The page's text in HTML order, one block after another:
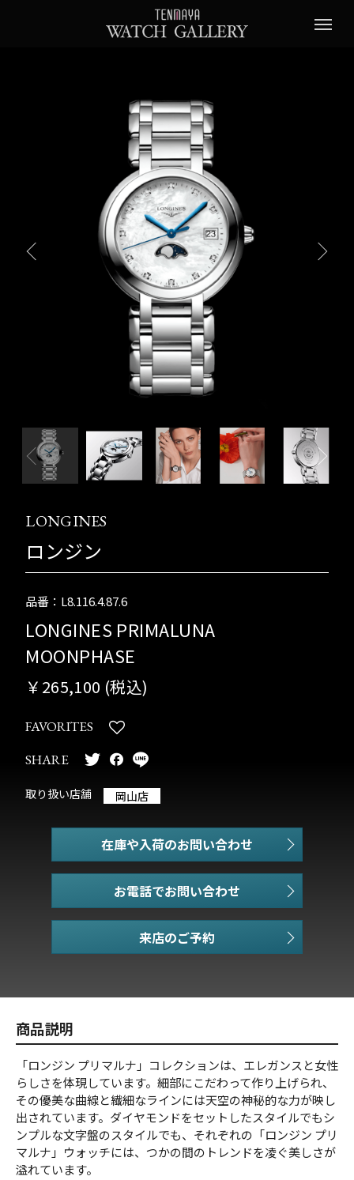
LONGINES
ロンジン
品番：L8.116.4.87.6
LONGINES PRIMALUNA
MOONPHASE
￥265,100 (税込)
FAVORITES
SHARE
取り扱い店舗 岡山店
在庫や入荷のお問い合わせ
お電話でお問い合わせ
商品説明
「ロンジン プリマルナ」コレクションは、エレガンスと女性
らしさを体現しています。細部にこだわって作り上げられ、
その優美な曲線と繊細なラインには天空の神秘的な力が映し
出されています。ダイヤモンドをセットしたスタイルでもシ
ンプルな文字盤のスタイルでも、それぞれの「ロンジン プリ
マルナ」ウォッチには、つかの間のトレンドを凌ぐ美しさが
溢れています。